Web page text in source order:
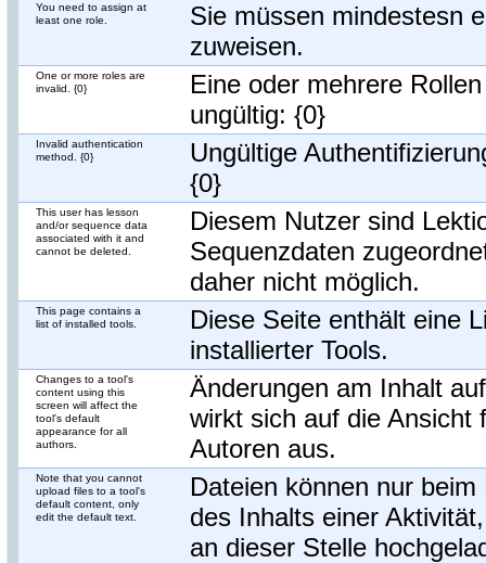
You need to assign at
least one role.
Sie müssen mindestesn
zuweisen.
One or more roles are
invalid. {0}
Eine oder mehrere
ungültig: {0}
Invalid authentication
method. {0}
Ungültige
{0}
This user has lesson
and/or sequence data
associated with it and
cannot be deleted.
Diesem Nutzer sind
Sequenzdaten
daher nicht möglich.
This page contains a
list of installed tools.
Diese Seite enthält eine
installierter Tools.
Changes to a tool's
content using this
screen will affect the
tool's default
appearance for all
authors.
Änderungen am Inhalt
wirkt sich auf die Ansicht
Autoren aus.
Note that you cannot
upload files to a tool's
default content, only
edit the default text.
Dateien können nur beim
des Inhalts einer
an dieser Stelle